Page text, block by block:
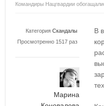
Командиры Нацгвардии
Категория Скандалы
Просмотренно 1517 раз
Марина
В